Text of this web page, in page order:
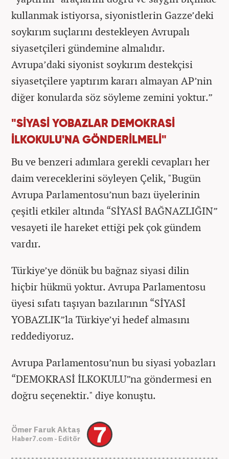
kullanmak istiyorsa, siyonistlerin Gazze’deki
soykırım suçlarını destekleyen Avrupalı
siyasetçileri gündemine almalıdır.
Avrupa’daki siyonist soykırım destekçisi
siyasetçilere yaptırım kararı almayan AP’nin
diğer konularda söz söyleme zemini yoktur.”
"SİYASİ YOBAZLAR DEMOKRASİ
İLKOKULU'NA GÖNDERİLMELİ"
Bu ve benzeri adımlara gerekli cevapları her
daim vereceklerini söyleyen Çelik, "Bugün
Avrupa Parlamentosu’nun bazı üyelerinin
çeşitli etkiler altında “SİYASİ BAĞNAZLIĞIN”
vesayeti ile hareket ettiği pek çok gündem
vardır.
Türkiye’ye dönük bu bağnaz siyasi dilin
hiçbir hükmü yoktur. Avrupa Parlamentosu
üyesi sıfatı taşıyan bazılarının “SİYASİ
YOBAZLIK”la Türkiye’yi hedef almasını
reddediyoruz.
Avrupa Parlamentosu’nun bu siyasi yobazları
“DEMOKRASİ İLKOKULU”na göndermesi en
doğru seçenektir." diye konuştu.
Ömer Faruk Aktaş
Haber7.com - Editör